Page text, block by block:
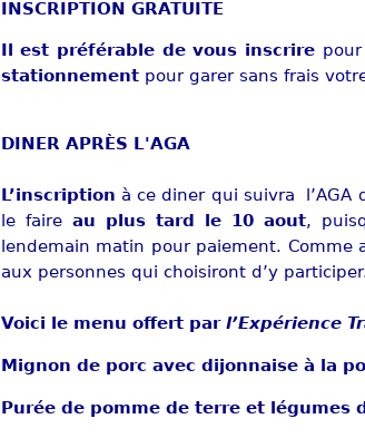
INSCRIPTION GRATUITE
Il est préférable de vous inscrire
stationnementpour garer sans frais
DINER APRÈS L'AGA
L’inscription à ce diner qui suivra
le faire au plus tard le 10 aout,
lendemain matin pour paiement. Comme
aux personnes qui choisiront d’y
Voici le menu offert par l’Expérience
Mignon de porc avec dijonnaise à la
Purée de pomme de terre et légumes